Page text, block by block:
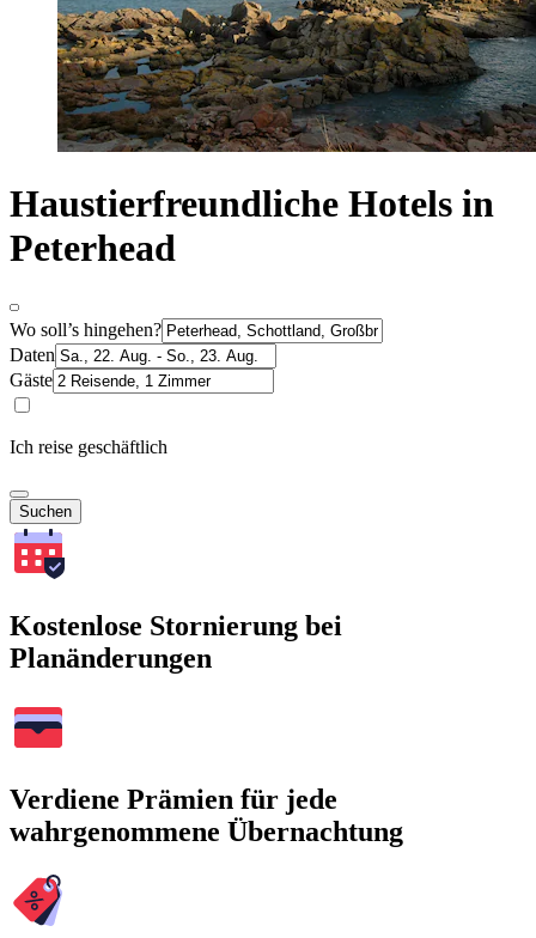
Haustierfreundliche Hotels in
Peterhead
Wo soll’s hingehen?
Daten
Gäste
Ich reise geschäftlich
Suchen
Kostenlose Stornierung bei
Planänderungen
Verdiene Prämien für jede
wahrgenommene Übernachtung